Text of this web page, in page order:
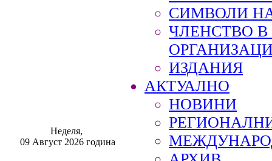
Неделя,
09 Август 2026 година
СИМВОЛИ
ЧЛЕНСТВО
ИЗДАНИЯ
АКТУАЛНО
НОВИНИ